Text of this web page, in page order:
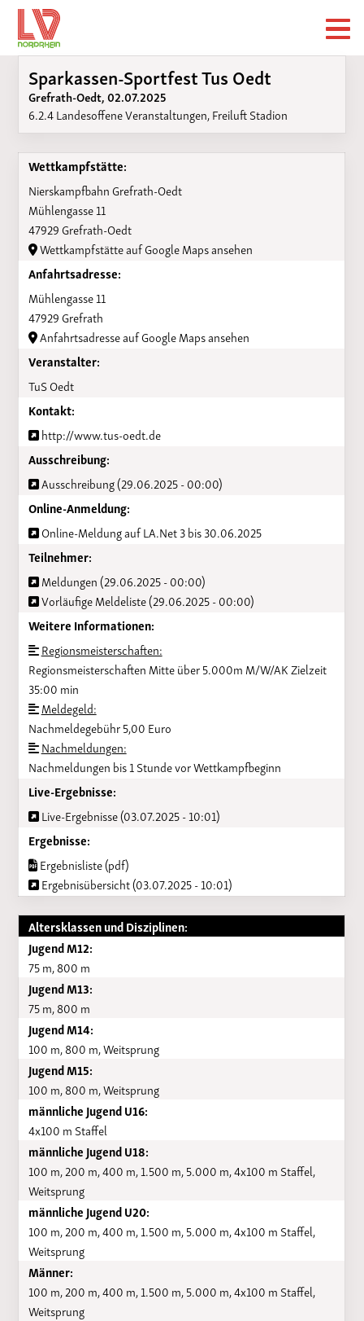
Sparkassen-Sportfest Tus Oedt
Grefrath-Oedt, 02.07.2025
6.2.4 Landesoffene Veranstaltungen, Freiluft Stadion
Wettkampfstätte:
Nierskampfbahn Grefrath-Oedt
Mühlengasse 11
47929 Grefrath-Oedt
Wettkampfstätte auf Google Maps ansehen
Anfahrtsadresse:
Mühlengasse 11
47929 Grefrath
Anfahrtsadresse auf Google Maps ansehen
Veranstalter:
TuS Oedt
Kontakt:
http://www.tus-oedt.de
Ausschreibung:
Ausschreibung (29.06.2025 - 00:00)
Online-Anmeldung:
Online-Meldung auf LA.Net 3 bis 30.06.2025
Teilnehmer:
Meldungen (29.06.2025 - 00:00)
Vorläufige Meldeliste (29.06.2025 - 00:00)
Weitere Informationen:
Regionsmeisterschaften:
Regionsmeisterschaften Mitte über 5.000m M/W/AK Zielzeit
35:00 min
Meldegeld:
Nachmeldegebühr 5,00 Euro
Nachmeldungen:
Nachmeldungen bis 1 Stunde vor Wettkampfbeginn
Live-Ergebnisse:
Live-Ergebnisse (03.07.2025 - 10:01)
Ergebnisse:
Ergebnisliste (pdf)
Ergebnisübersicht (03.07.2025 - 10:01)
Altersklassen und Disziplinen:
Jugend M12:
75 m, 800 m
Jugend M13:
75 m, 800 m
Jugend M14:
100 m, 800 m, Weitsprung
Jugend M15:
100 m, 800 m, Weitsprung
männliche Jugend U16:
4x100 m Staffel
männliche Jugend U18:
100 m, 200 m, 400 m, 1.500 m, 5.000 m, 4x100 m Staffel,
Weitsprung
männliche Jugend U20:
100 m, 200 m, 400 m, 1.500 m, 5.000 m, 4x100 m Staffel,
Weitsprung
Männer:
100 m, 200 m, 400 m, 1.500 m, 5.000 m, 4x100 m Staffel,
Weitsprung